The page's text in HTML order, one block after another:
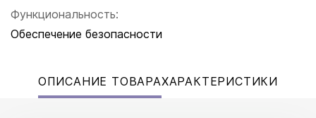
Функциональность:
Обеспечение безопасности
ОПИСАНИЕ ТОВАРАХАРАКТЕРИСТИКИ